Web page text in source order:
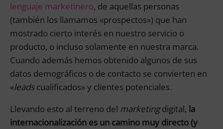
lenguaje marketinero, de aquellas personas
(también los llamamos «prospectos») que han
mostrado cierto interés en nuestro servicio o
producto, o incluso solamente en nuestra marca.
Cuando además hemos obtenido algunos de sus
datos demográficos o de contacto se convierten en
«leadscualificados» y clientes potenciales.
Llevando esto al terreno del marketingdigital, la
internacionalización es un camino muy directo (y